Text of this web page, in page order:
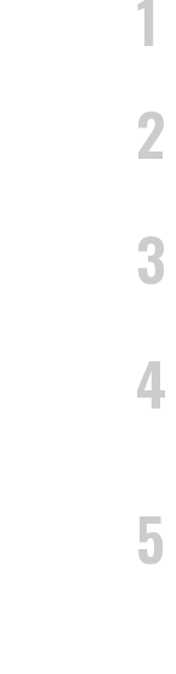
1
2
3
4
5